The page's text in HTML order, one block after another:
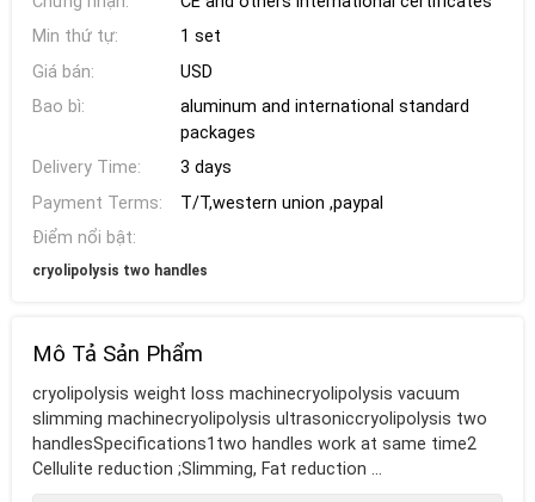
Min thứ tự:
1 set
Giá bán:
USD
Bao bì:
aluminum and international standard
packages
Delivery Time:
3 days
Payment Terms:
T/T,western union ,paypal
Điểm nổi bật:
cryolipolysis two handles
Mô Tả Sản Phẩm
cryolipolysis weight loss machinecryolipolysis vacuum
slimming machinecryolipolysis ultrasoniccryolipolysis two
handlesSpecifications1two handles work at same time2
Cellulite reduction ;Slimming, Fat reduction ...